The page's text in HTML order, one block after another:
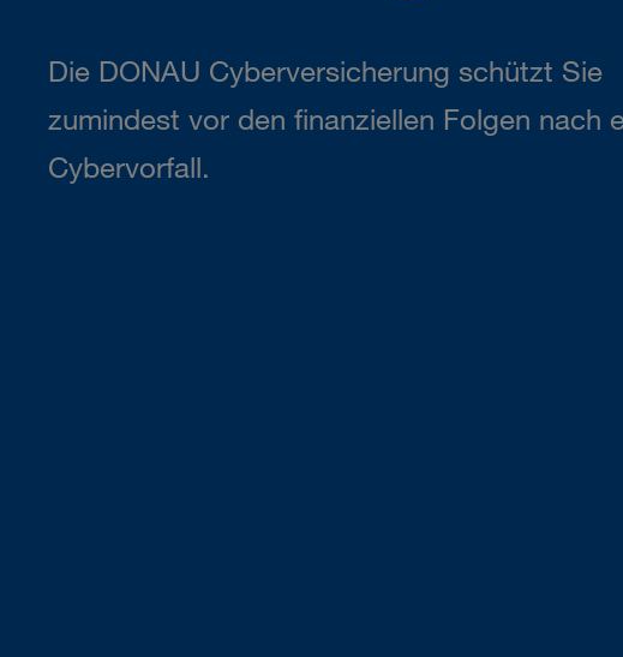
Die DONAU Cyberversicherung schützt Sie
zumindest vor den finanziellen Folgen nach
Cybervorfall.